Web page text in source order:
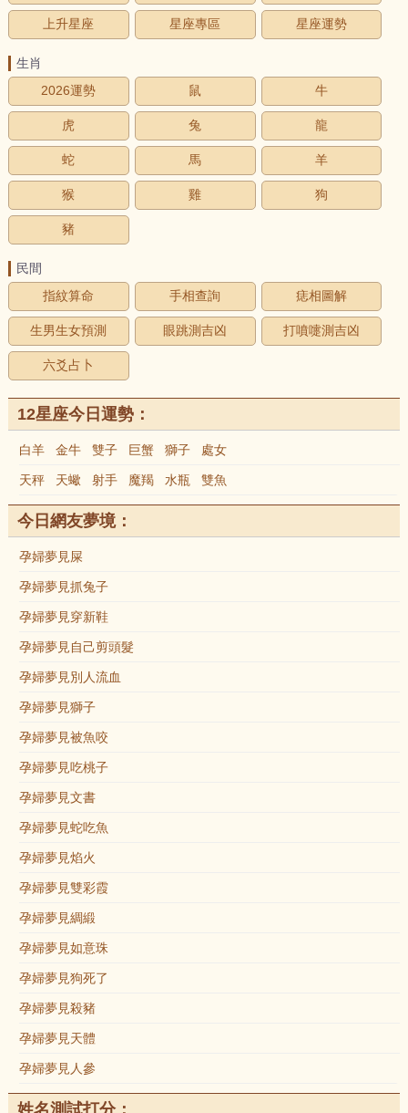
上升星座 星座專區 星座運勢
生肖
2026運勢
鼠 牛
虎 兔 龍
蛇 馬 羊
猴 雞 狗
豬
民間
指紋算命
手相查詢 痣相圖解
生男生女預測 眼跳測吉凶 打噴嚏測吉凶
六爻占卜
12星座今日運勢：
白羊 金牛 雙子 巨蟹 獅子 處女
天秤 天蠍 射手 魔羯 水瓶 雙魚
今日網友夢境：
孕婦夢見屎
孕婦夢見抓兔子
孕婦夢見穿新鞋
孕婦夢見自己剪頭髮
孕婦夢見別人流血
孕婦夢見獅子
孕婦夢見被魚咬
孕婦夢見吃桃子
孕婦夢見文書
孕婦夢見蛇吃魚
孕婦夢見焰火
孕婦夢見雙彩霞
孕婦夢見綢緞
孕婦夢見如意珠
孕婦夢見狗死了
孕婦夢見殺豬
孕婦夢見天體
孕婦夢見人參
姓名測試打分：